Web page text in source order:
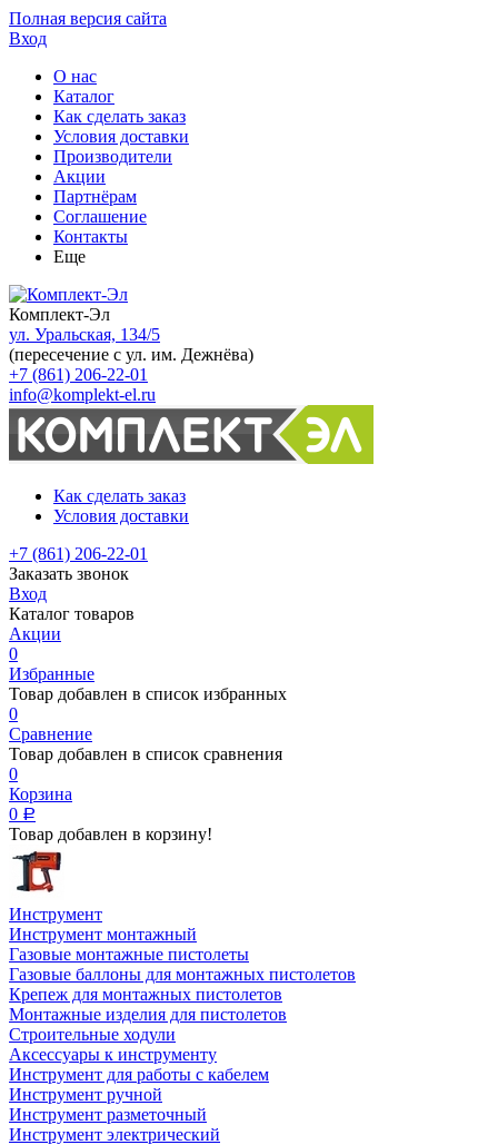
Полная версия сайта
Вход
О нас
Каталог
Как сделать заказ
Условия доставки
Производители
Акции
Партнёрам
Соглашение
Контакты
Еще
Комплект-Эл
ул. Уральская, 134/5
(пересечение с ул. им. Дежнёва)
+7 (861) 206-22-01
info@komplekt-el.ru
Как сделать заказ
Условия доставки
+7 (861) 206-22-01
Заказать звонок
Вход
Каталог товаров
Акции
0
Избранные
Товар добавлен в список избранных
0
Сравнение
Товар добавлен в список сравнения
0
Корзина
0 Р
Товар добавлен в корзину!
Инструмент
Инструмент монтажный
Газовые монтажные пистолеты
Газовые баллоны для монтажных пистолетов
Крепеж для монтажных пистолетов
Монтажные изделия для пистолетов
Строительные ходули
Аксессуары к инструменту
Инструмент для работы с кабелем
Инструмент ручной
Инструмент разметочный
Инструмент электрический